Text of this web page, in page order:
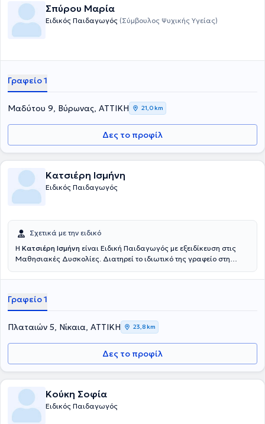
Σπύρου Μαρία
Ειδικός Παιδαγωγός (Σύμβουλος Ψυχικής Υγείας)
Γραφείο 1
Μαδύτου 9, Βύρωνας, ΑΤΤΙΚΗ 21,0 km
Δες το προφίλ
Κατσιέρη Ισμήνη
Ειδικός Παιδαγωγός
Σχετικά με την ειδικό
Η Κατσιέρη Ισμήνη είναι Ειδική Παιδαγωγός με εξειδίκευση στις
Μαθησιακές Δυσκολίες. Διατηρεί το ιδιωτικό της γραφείο στη
Πανεπιστημίου Πατρών, ενώ διαθέτει πλούσια παρακολούθηση
Ημερίδων και Συνεδρίων. Παρέχει κατ' οίκον συνεδρίες, δωρεάν
αξιολόγηση, συμβουλευτική γονέων. ενώ συνεργάζεται και με
Εργοθεραπευτή.
Γραφείο 1
Πλαταιών 5, Νίκαια, ΑΤΤΙΚΗ 23,8 km
Δες το προφίλ
Κούκη Σοφία
Ειδικός Παιδαγωγός